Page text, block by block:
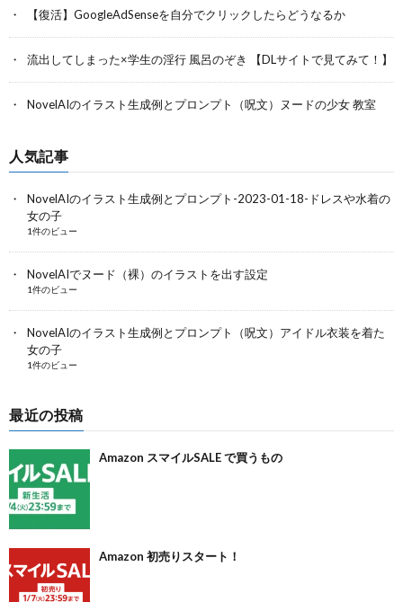
【復活】GoogleAdSenseを自分でクリックしたらどうなるか
流出してしまった×学生の淫行 風呂のぞき 【DLサイトで見てみて！】
NovelAIのイラスト生成例とプロンプト（呪文）ヌードの少女 教室
人気記事
NovelAIのイラスト生成例とプロンプト-2023-01-18-ドレスや水着の
女の子
1件のビュー
NovelAIでヌード（裸）のイラストを出す設定
1件のビュー
NovelAIのイラスト生成例とプロンプト（呪文）アイドル衣装を着た
女の子
1件のビュー
最近の投稿
Amazon スマイルSALE で買うもの
Amazon 初売りスタート！